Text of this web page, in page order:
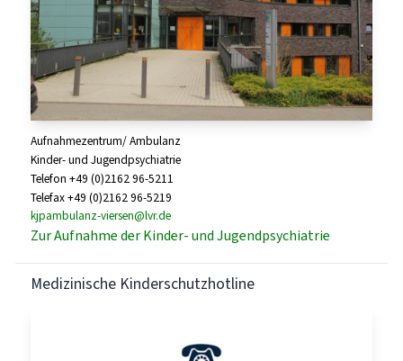
Aufnahmezentrum/ Ambulanz
Kinder- und Jugendpsychiatrie
Telefon +49 (0)2162 96-5211
Telefax +49 (0)2162 96-5219
kjpambulanz-viersen@lvr.de
Zur Aufnahme der Kinder- und Jugendpsychiatrie
Medizinische Kinderschutzhotline